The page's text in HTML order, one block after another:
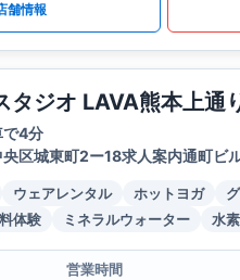
舗情報
タジオ LAVA熊本上通
で4分
区城東町2ー18求人案内通町ビ
ウェアレンタル ホットヨガ
体験 ミネラルウォーター 水
営業時間